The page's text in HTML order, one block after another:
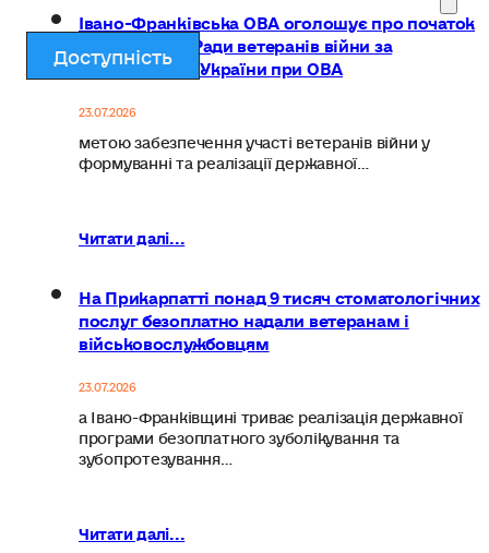
Доступність
Івано-Франківська ОВА оголошує про початок
формування Ради ветеранів війни за
Незалежність України при ОВА
23.07.2026
метою забезпечення участі ветеранів війни у
формуванні та реалізації державної…
Читати далі...
На Прикарпатті понад 9 тисяч стоматологічних
послуг безоплатно надали ветеранам і
військовослужбовцям
23.07.2026
а Івано-Франківщині триває реалізація державної
програми безоплатного зуболікування та
зубопротезування…
Читати далі...